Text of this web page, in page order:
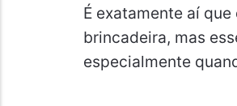
É exatamente aí que
brincadeira, mas
especialmente